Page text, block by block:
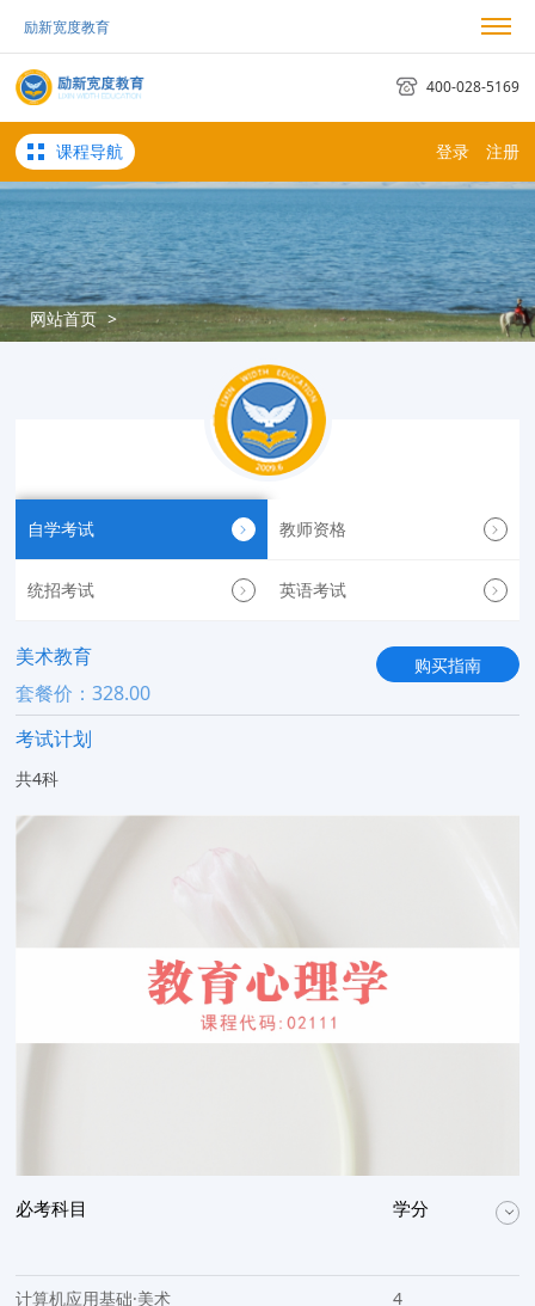
励新宽度教育
考试日历
400-028-5169
课程导航 登录 注册
网站首页 >
自学考试 教师资格
统招考试 英语考试
美术教育
套餐价：328.00
购买指南
考试计划
共4科
必考科目 学分
计算机应用基础·美术 4